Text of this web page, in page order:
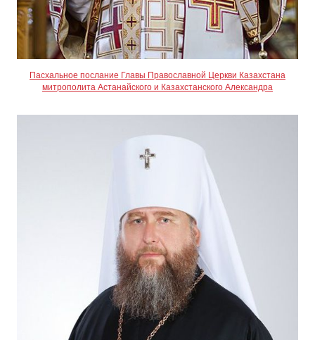
Пасхальное послание Главы Православной Церкви Казахстана
митрополита Астанайского и Казахстанского Александра